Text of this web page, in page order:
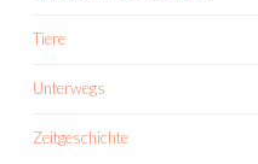
Tiere
Unterwegs
Zeitgeschichte